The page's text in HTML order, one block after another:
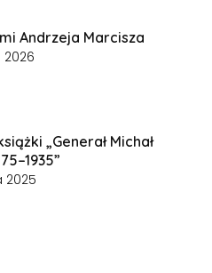
Andrzeja Marcisza
„Generał Michał
2025